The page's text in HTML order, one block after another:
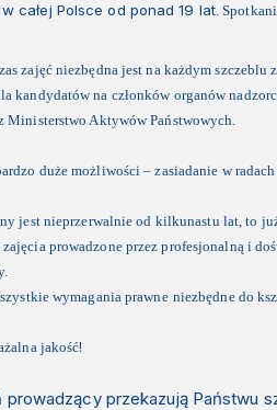
całej Polsce od ponad 19 lat.
zajęć niezbędna jest na każdym
kandydatów na członków organów
Ministerstwo Aktywów Państwowych.
duże możliwości – zasiadanie w
jest nieprzerwalnie od kilkunastu lat, to
prowadzone przez profesjonalną i
wymagania prawne niezbędne do
jakość!
przekazują Państwu